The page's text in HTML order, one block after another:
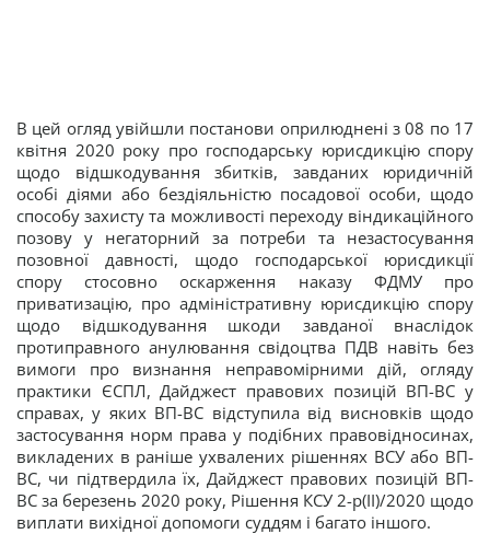
В цей огляд увійшли постанови оприлюднені з 08 по 17
квітня 2020 року про господарську юрисдикцію спору
щодо відшкодування збитків, завданих юридичній
особі діями або бездіяльністю посадової особи, щодо
способу захисту та можливості переходу віндикаційного
позову у негаторний за потреби та незастосування
позовної давності, щодо господарської юрисдикції
спору стосовно оскарження наказу ФДМУ про
приватизацію, про адміністративну юрисдикцію спору
щодо відшкодування шкоди завданої внаслідок
протиправного анулювання свідоцтва ПДВ навіть без
вимоги про визнання неправомірними дій, огляду
практики ЄСПЛ, Дайджест правових позицій ВП-ВС у
справах, у яких ВП-ВС відступила від висновків щодо
застосування норм права у подібних правовідносинах,
викладених в раніше ухвалених рішеннях ВСУ або ВП-
ВС, чи підтвердила їх, Дайджест правових позицій ВП-
ВС за березень 2020 року, Рішення КСУ 2-р(ІІ)/2020 щодо
виплати вихідної допомоги суддям і багато іншого.